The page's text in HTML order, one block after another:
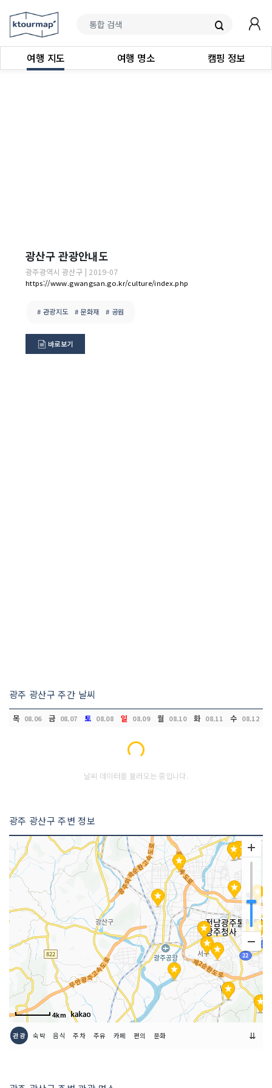
여행 지도 여행 명소 캠핑 정보
광산구 관광안내도
광주광역시 광산구 | 2019-07
https://www.gwangsan.go.kr/culture/index.php
# 관광지도 # 문화재 # 공원
바로보기
광주 광산구 주간 날씨
목 08.06 금 08.07 토 08.08 일 08.09 월 08.10 화 08.11 수 08.12
Loading...
날씨 데이터를 불러오는 중입니다.
광주 광산구 주변 정보
4km
관광 숙박 음식 주차 주유 카페 편의 문화 ⇊